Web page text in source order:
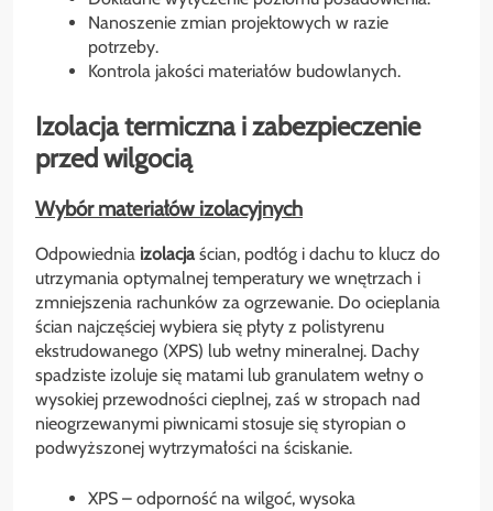
Nanoszenie zmian projektowych w razie
potrzeby.
Kontrola jakości materiałów budowlanych.
Izolacja termiczna i zabezpieczenie
przed wilgocią
Wybór materiałów izolacyjnych
Odpowiednia izolacjaścian, podłóg i dachu to klucz do
utrzymania optymalnej temperatury we wnętrzach i
zmniejszenia rachunków za ogrzewanie. Do ocieplania
ścian najczęściej wybiera się płyty z polistyrenu
ekstrudowanego (XPS) lub wełny mineralnej. Dachy
spadziste izoluje się matami lub granulatem wełny o
wysokiej przewodności cieplnej, zaś w stropach nad
nieogrzewanymi piwnicami stosuje się styropian o
podwyższonej wytrzymałości na ściskanie.
XPS – odporność na wilgoć, wysoka